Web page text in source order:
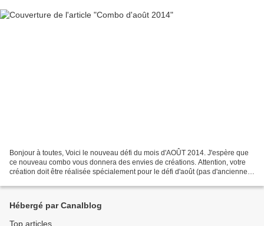
Bonjour à toutes, Voici le nouveau défi du mois d'AOÛT 2014. J'espère que
ce nouveau combo vous donnera des envies de créations. Attention, votre
création doit être réalisée spécialement pour le défi d'août (pas d'anciennes
Hébergé par Canalblog
Top articles